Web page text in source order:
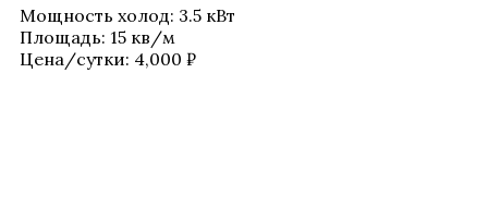
Мощ­ность холод: 3.5 кВт
Пло­щадь: 15 кв/​м
Цена/​сутки: 4,000 ₽